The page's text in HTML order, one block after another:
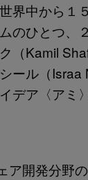
界中から１
のひとつ、
（Kamil
ール（Israa
デア〈アミ
ア開発分野